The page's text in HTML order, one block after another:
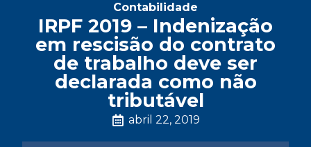
Contabilidade
IRPF 2019 – Indenização
em rescisão do contrato
de trabalho deve ser
declarada como não
tributável
abril 22, 2019